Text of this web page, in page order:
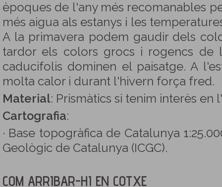
èpoques de l'any més recomanables
més aigua als estanys i les
A la primavera podem gaudir dels
tardor els colors grocs i rogencs de
caducifolis dominen el paisatge. A
molta calor i durant l'hivern força fred.
Material: Prismàtics si tenim interès en
Cartografia:
· Base topogràfica de Catalunya
Geològic de Catalunya (ICGC).
COM ARRIBAR-HI EN COTXE